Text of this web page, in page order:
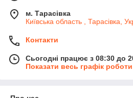
м. Тарасівка
Київська область , Тарасівка,
Контакти
Сьогодні працює з 08:30 до
Показати весь графік роботи